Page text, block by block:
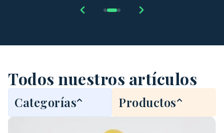
Todos nuestros artículos
Categorías Productos